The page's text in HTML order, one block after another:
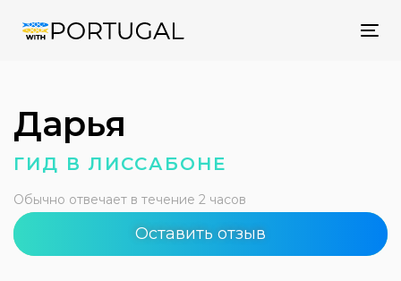
Дарья
ГИД В ЛИССАБОНЕ
Обычно отвечает в течение 2 часов
Оставить отзыв